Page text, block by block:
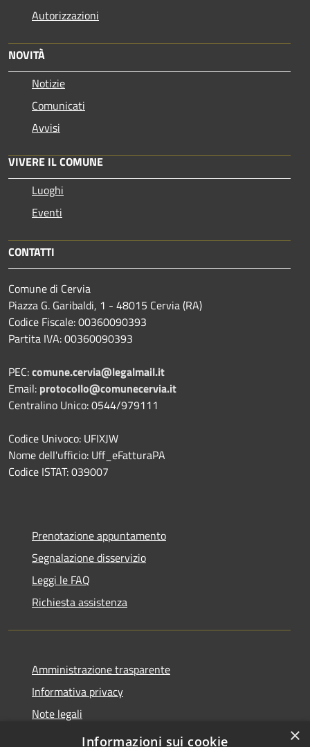
Autorizzazioni
NOVITÀ
Notizie
Comunicati
Avvisi
VIVERE IL COMUNE
Luoghi
Eventi
CONTATTI
Comune di Cervia
Piazza G. Garibaldi, 1 - 48015 Cervia (RA)
Codice Fiscale: 00360090393
Partita IVA: 00360090393
PEC:comune.cervia@legalmail.it
Email: protocollo@comunecervia.it
Centralino Unico: 0544/979111
Codice Univoco: UFIXJW
Nome dell'ufficio: Uff_eFatturaPA
Codice ISTAT: 039007
Prenotazione appuntamento
Segnalazione disservizio
Leggi le FAQ
Richiesta assistenza
Amministrazione trasparente
Informativa privacy
Note legali
Dichiarazione di accessibilità
×
Informazioni sui cookie